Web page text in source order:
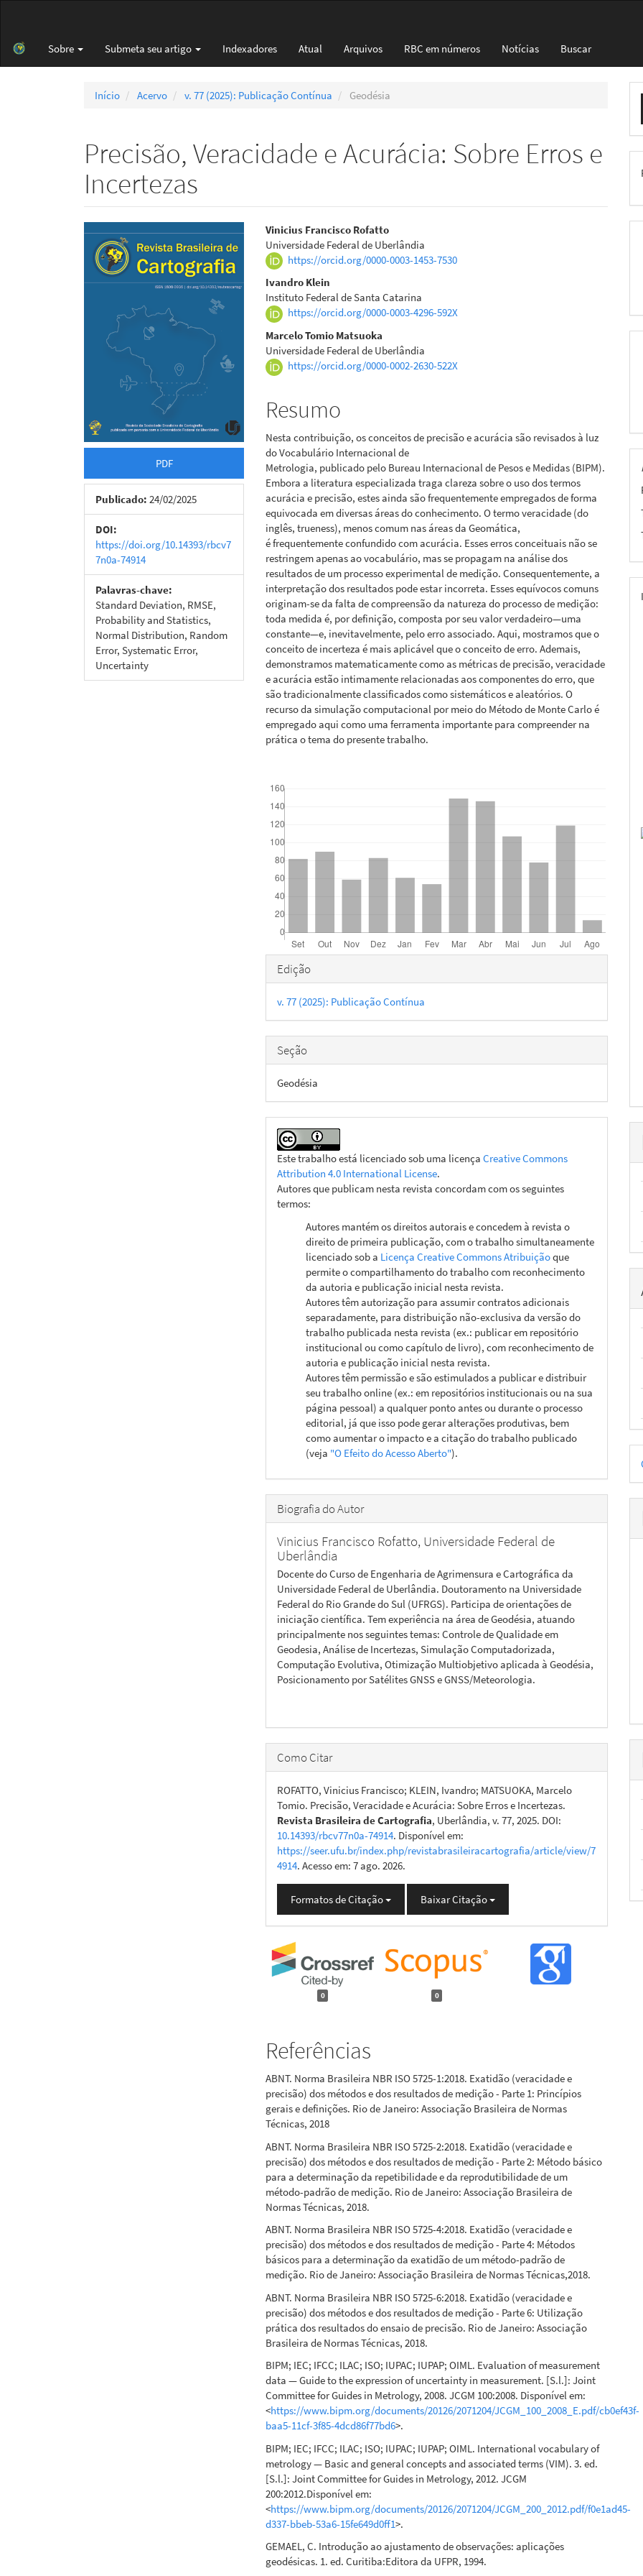
principal
Barra
Sobre Submeta seu artigo Indexadores Atual Arquivos RBC em números Notícias Buscar
Início Acervo v. 77 (2025): Publicação Contínua Geodésia
Precisão, Veracidade e Acurácia: Sobre Erros e
Incertezas
Barra
lateral
de
artigos
PDF
Publicado: 24/02/2025
DOI:
https://doi.org/10.14393/rbcv7
7n0a-74914
Palavras-chave:
Standard Deviation, RMSE,
Probability and Statistics,
Normal Distribution, Random
Error, Systematic Error,
Uncertainty
Conteúdo
do
artigo
principal
Vinicius Francisco Rofatto
Universidade Federal de Uberlândia
https://orcid.org/0000-0003-1453-7530
Ivandro Klein
Instituto Federal de Santa Catarina
https://orcid.org/0000-0003-4296-592X
Marcelo Tomio Matsuoka
Universidade Federal de Uberlândia
https://orcid.org/0000-0002-2630-522X
Resumo
Nesta contribuição, os conceitos de precisão e acurácia são revisados à luz
do Vocabulário Internacional de
Metrologia, publicado pelo Bureau Internacional de Pesos e Medidas (BIPM).
Embora a literatura especializada traga clareza sobre o uso dos termos
acurácia e precisão, estes ainda são frequentemente empregados de forma
equivocada em diversas áreas do conhecimento. O termo veracidade (do
inglês, trueness), menos comum nas áreas da Geomática,
é frequentemente confundido com acurácia. Esses erros conceituais não se
restringem apenas ao vocabulário, mas se propagam na análise dos
resultados de um processo experimental de medição. Consequentemente, a
interpretação dos resultados pode estar incorreta. Esses equívocos comuns
originam-se da falta de compreensão da natureza do processo de medição:
toda medida é, por definição, composta por seu valor verdadeiro—uma
constante—e, inevitavelmente, pelo erro associado. Aqui, mostramos que o
conceito de incerteza é mais aplicável que o conceito de erro. Ademais,
demonstramos matematicamente como as métricas de precisão, veracidade
e acurácia estão intimamente relacionadas aos componentes do erro, que
são tradicionalmente classificados como sistemáticos e aleatórios. O
recurso da simulação computacional por meio do Método de Monte Carlo é
empregado aqui como uma ferramenta importante para compreender na
prática o tema do presente trabalho.
Detalhes
do
artigo
Edição
v. 77 (2025): Publicação Contínua
Seção
Geodésia
Este trabalho está licenciado sob uma licençaCreative Commons
Attribution 4.0 International License.
Autores que publicam nesta revista concordam com os seguintes
termos:
Autores mantém os direitos autorais e concedem à revista o
direito de primeira publicação, com o trabalho simultaneamente
licenciado sob a Licença Creative Commons Atribuiçãoque
permite o compartilhamento do trabalho com reconhecimento
da autoria e publicação inicial nesta revista.
Autores têm autorização para assumir contratos adicionais
separadamente, para distribuição não-exclusiva da versão do
trabalho publicada nesta revista (ex.: publicar em repositório
institucional ou como capítulo de livro), com reconhecimento de
autoria e publicação inicial nesta revista.
Autores têm permissão e são estimulados a publicar e distribuir
seu trabalho online (ex.: em repositórios institucionais ou na sua
página pessoal) a qualquer ponto antes ou durante o processo
editorial, já que isso pode gerar alterações produtivas, bem
como aumentar o impacto e a citação do trabalho publicado
(veja "O Efeito do Acesso Aberto").
Biografia do Autor
Vinicius Francisco Rofatto, Universidade Federal de
Uberlândia
Docente do Curso de Engenharia de Agrimensura e Cartográfica da
Universidade Federal de Uberlândia. Doutoramento na Universidade
Federal do Rio Grande do Sul (UFRGS). Participa de orientações de
iniciação científica. Tem experiência na área de Geodésia, atuando
principalmente nos seguintes temas: Controle de Qualidade em
Geodesia, Análise de Incertezas, Simulação Computadorizada,
Computação Evolutiva, Otimização Multiobjetivo aplicada à Geodésia,
Posicionamento por Satélites GNSS e GNSS/Meteorologia.
Como Citar
ROFATTO, Vinicius Francisco; KLEIN, Ivandro; MATSUOKA, Marcelo
Tomio. Precisão, Veracidade e Acurácia: Sobre Erros e Incertezas.
Revista Brasileira de Cartografia, Uberlândia, v. 77, 2025. DOI:
10.14393/rbcv77n0a-74914. Disponível em:
https://seer.ufu.br/index.php/revistabrasileiracartografia/article/view/7
4914. Acesso em: 7 ago. 2026.
Formatos de Citação Baixar Citação
0 0
Referências
ABNT. Norma Brasileira NBR ISO 5725-1:2018. Exatidão (veracidade e
precisão) dos métodos e dos resultados de medição - Parte 1: Princípios
gerais e definições. Rio de Janeiro: Associação Brasileira de Normas
Técnicas, 2018
ABNT. Norma Brasileira NBR ISO 5725-2:2018. Exatidão (veracidade e
precisão) dos métodos e dos resultados de medição - Parte 2: Método básico
para a determinação da repetibilidade e da reprodutibilidade de um
método-padrão de medição. Rio de Janeiro: Associação Brasileira de
Normas Técnicas, 2018.
ABNT. Norma Brasileira NBR ISO 5725-4:2018. Exatidão (veracidade e
precisão) dos métodos e dos resultados de medição - Parte 4: Métodos
básicos para a determinação da exatidão de um método-padrão de
medição. Rio de Janeiro: Associação Brasileira de Normas Técnicas,2018.
ABNT. Norma Brasileira NBR ISO 5725-6:2018. Exatidão (veracidade e
precisão) dos métodos e dos resultados de medição - Parte 6: Utilização
prática dos resultados do ensaio de precisão. Rio de Janeiro: Associação
Brasileira de Normas Técnicas, 2018.
BIPM; IEC; IFCC; ILAC; ISO; IUPAC; IUPAP; OIML. Evaluation of measurement
data — Guide to the expression of uncertainty in measurement. [S.l.]: Joint
Committee for Guides in Metrology, 2008. JCGM 100:2008. Disponível em:
<https://www.bipm.org/documents/20126/2071204/JCGM_100_2008_E.pdf/cb0ef43f-
baa5-11cf-3f85-4dcd86f77bd6>.
BIPM; IEC; IFCC; ILAC; ISO; IUPAC; IUPAP; OIML. International vocabulary of
metrology — Basic and general concepts and associated terms (VIM). 3. ed.
[S.l.]: Joint Committee for Guides in Metrology, 2012. JCGM
200:2012.Disponível em:
<https://www.bipm.org/documents/20126/2071204/JCGM_200_2012.pdf/f0e1ad45-
d337-bbeb-53a6-15fe649d0ff1>.
GEMAEL, C. Introdução ao ajustamento de observações: aplicações
geodésicas. 1. ed. Curitiba:Editora da UFPR, 1994.